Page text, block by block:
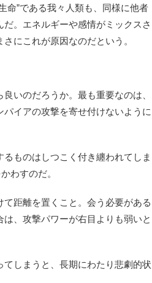
命”である我々人類も、同様に他者
。エネルギーや感情がミックスさ
にこれが原因なのだという。
いのだろうか。最も重要なのは、
イアの攻撃を寄せ付けないように
ものはしつこく付き纏われてしま
わすのだ。
距離を置くこと。会う必要がある
、攻撃パワーが右目よりも弱いと
しまうと、長期にわたり悲劇的状